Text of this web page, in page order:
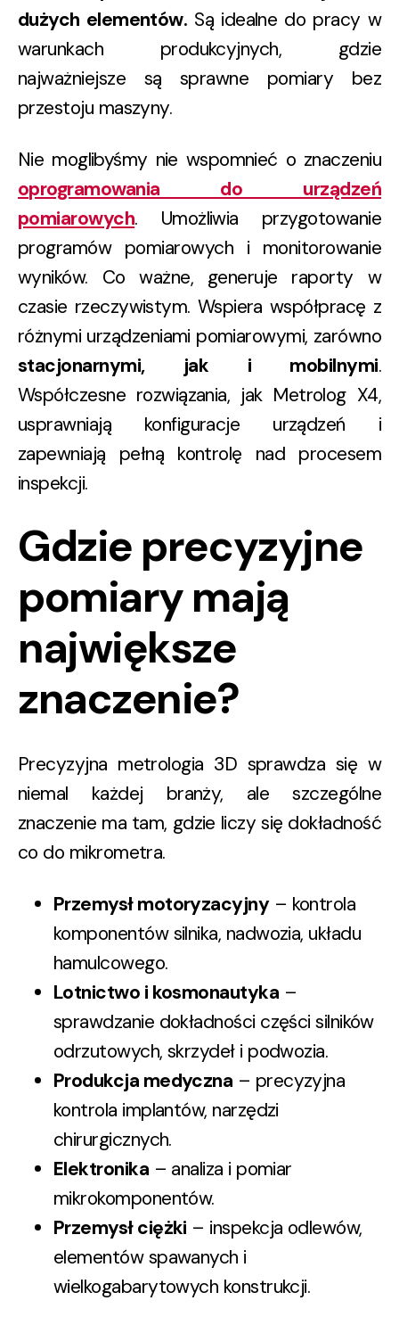
dużych elementów. Są idealne do pracy w
warunkach produkcyjnych, gdzie
najważniejsze są sprawne pomiary bez
przestoju maszyny.
Nie moglibyśmy nie wspomnieć o znaczeniu
oprogramowania do urządzeń
pomiarowych. Umożliwia przygotowanie
programów pomiarowych i monitorowanie
wyników. Co ważne, generuje raporty w
czasie rzeczywistym. Wspiera współpracę z
różnymi urządzeniami pomiarowymi, zarówno
stacjonarnymi, jak i mobilnymi.
Współczesne rozwiązania, jak Metrolog X4,
usprawniają konfiguracje urządzeń i
zapewniają pełną kontrolę nad procesem
inspekcji.
Gdzie precyzyjne
pomiary mają
największe
znaczenie?
Precyzyjna metrologia 3D sprawdza się w
niemal każdej branży, ale szczególne
znaczenie ma tam, gdzie liczy się dokładność
co do mikrometra.
Przemysł motoryzacyjny – kontrola
komponentów silnika, nadwozia, układu
hamulcowego.
Lotnictwo i kosmonautyka –
sprawdzanie dokładności części silników
odrzutowych, skrzydeł i podwozia.
Produkcja medyczna – precyzyjna
kontrola implantów, narzędzi
chirurgicznych.
Elektronika – analiza i pomiar
mikrokomponentów.
Przemysł ciężki – inspekcja odlewów,
elementów spawanych i
wielkogabarytowych konstrukcji.